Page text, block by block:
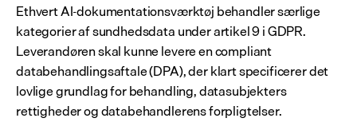
Ethvert AI-dokumentationsværktøj behandler særlige
kategorier af sundhedsdata under artikel 9 i GDPR.
Leverandøren skal kunne levere en compliant
databehandlingsaftale (DPA), der klart specificerer det
lovlige grundlag for behandling, datasubjekters
rettigheder og databehandlerens forpligtelser.